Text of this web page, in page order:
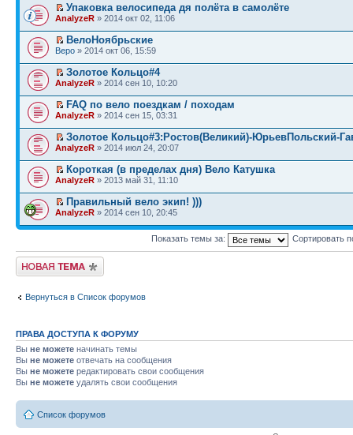
Упаковка велосипеда дя полёта в самолёте
AnalyzeR » 2014 окт 02, 11:06
ВелоНоябрьские
Веро » 2014 окт 06, 15:59
Золотое Кольцо#4
AnalyzeR » 2014 сен 10, 10:20
FAQ по вело поездкам / походам
AnalyzeR » 2014 сен 15, 03:31
Золотое Кольцо#3:Ростов(Великий)-ЮрьевПольский-
AnalyzeR » 2014 июл 24, 20:07
Короткая (в пределах дня) Вело Катушка
AnalyzeR » 2013 май 31, 11:10
Правильный вело экип! )))
AnalyzeR » 2014 сен 10, 20:45
Показать темы за: Сортировать
Начать новую тему
Вернуться в Список форумов
ПРАВА ДОСТУПА К ФОРУМУ
Вы не можете начинать темы
Вы не можете отвечать на сообщения
Вы не можете редактировать свои сообщения
Вы не можете удалять свои сообщения
Список форумов